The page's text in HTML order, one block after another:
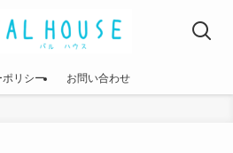
ポリシー お問い合わせ